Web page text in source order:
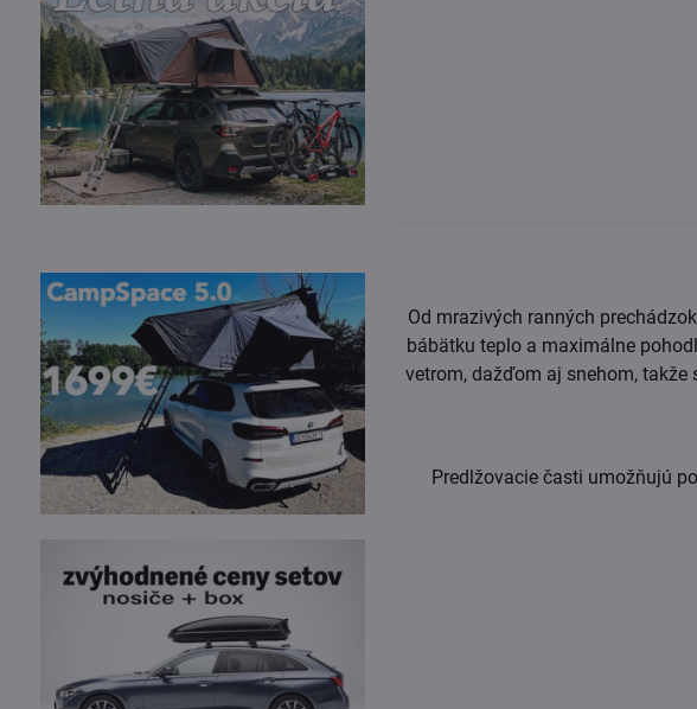
Od mrazivých ranných
bábätku teplo a maximálne
vetrom, dažďom aj snehom,
Predlžovacie časti umožňujú